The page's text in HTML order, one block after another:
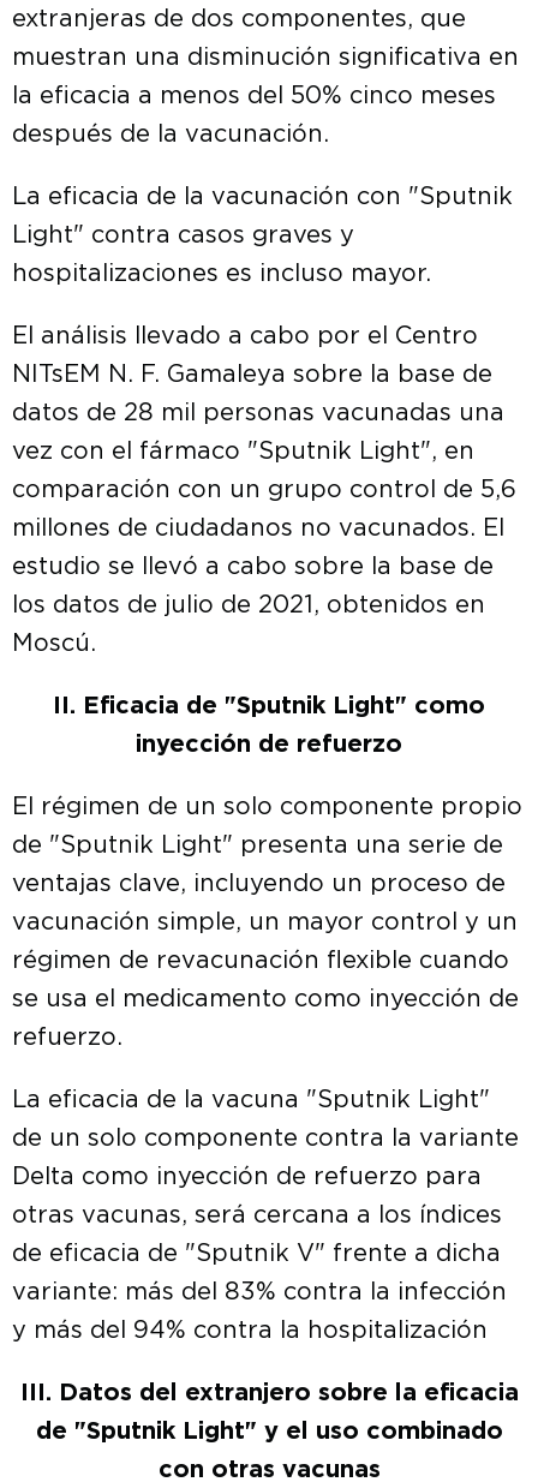
extranjeras de dos componentes, que
muestran una disminución significativa en
la eficacia a menos del 50% cinco meses
después de la vacunación.
La eficacia de la vacunación con "Sputnik
Light" contra casos graves y
hospitalizaciones es incluso mayor.
El análisis llevado a cabo por el Centro
NITsEM N. F. Gamaleya sobre la base de
datos de 28 mil personas vacunadas una
vez con el fármaco "Sputnik Light", en
comparación con un grupo control de 5,6
millones de ciudadanos no vacunados. El
estudio se llevó a cabo sobre la base de
los datos de julio de 2021, obtenidos en
Moscú.
II. Eficacia de "Sputnik Light" como
inyección de refuerzo
El régimen de un solo componente propio
de "Sputnik Light" presenta una serie de
ventajas clave, incluyendo un proceso de
vacunación simple, un mayor control y un
régimen de revacunación flexible cuando
se usa el medicamento como inyección de
refuerzo.
La eficacia de la vacuna "Sputnik Light"
de un solo componente contra la variante
Delta como inyección de refuerzo para
otras vacunas, será cercana a los índices
de eficacia de "Sputnik V" frente a dicha
variante: más del 83% contra la infección
y más del 94% contra la hospitalización
III. Datos del extranjero sobre la eficacia
de "Sputnik Light" y el uso combinado
con otras vacunas